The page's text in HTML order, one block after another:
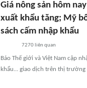
Giá nông sản hôm
xuất khẩu tăng; Mỹ
sách cấm nhập khẩu
7270 liên quan
Báo Thế giới và Việt Nam cập
khẩu... giao dịch trên thị